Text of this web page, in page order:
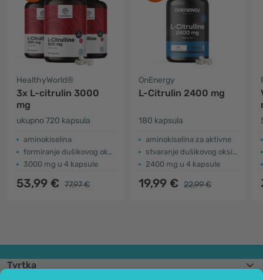
HealthyWorld®
3x L-citrulin 3000
mg
ukupno 720 kapsula
aminokiselina
formiranje dušikovog oksida
3000 mg u 4 kapsule
53,99 € 77,97 €
OnEnergy
L-Citrulin 2400 mg
180 kapsula
aminokiselina za aktivne
stvaranje dušikovog oksida
2400 mg u 4 kapsule
19,99 € 22,99 €
Tvrtka